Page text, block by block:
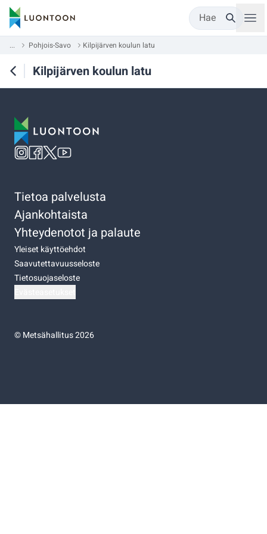
Hae
... Pohjois-Savo Kilpijärven koulun latu
Kilpijärven koulun latu
Tietoa palvelusta
Ajankohtaista
Yhteydenotot ja palaute
Yleiset käyttöehdot
Saavutettavuusseloste
Tietosuojaseloste
©Metsähallitus 2026